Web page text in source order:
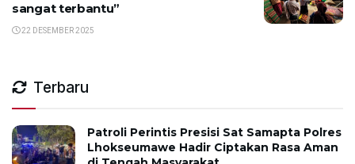
sangat terbantu”
22 DESEMBER 2025
Terbaru
Patroli Perintis Presisi Sat Samapta Polres
Lhokseumawe Hadir Ciptakan Rasa Aman